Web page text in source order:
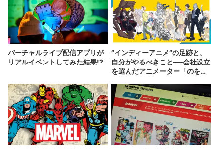
バーチャルライブ配信アプリが
リアルイベントしてみた結果!?
“インディーアニメ“の足跡と、
自分がやるべきこと──会社設立
を選んだアニメーター「のを